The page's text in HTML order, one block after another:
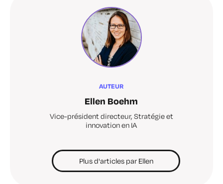
AUTEUR
Ellen Boehm
Vice-président directeur, Stratégie et
innovation en IA
Plus d'articles par Ellen